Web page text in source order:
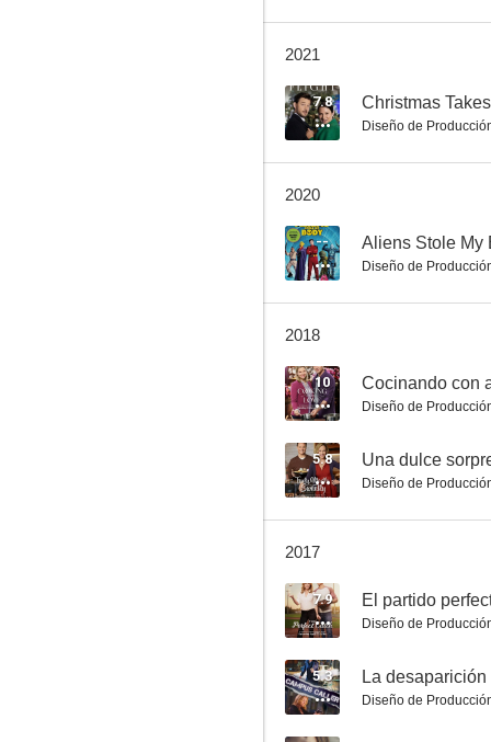
7.0
6.0
2021
7.8 Christmas
Diseño de
2020
-- Aliens Stole My
Diseño de
2018
10 Cocinando con
Diseño de
5.8 Una dulce
Diseño de
2017
7.9 El partido
Diseño de
5.3 La
Diseño de